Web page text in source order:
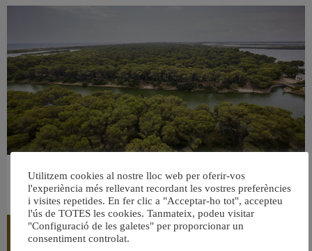
València retira prop de 15.000 litres de residus de la Devesa durant el mes de
juliol
6 agost, 2026
Utilitzem cookies al nostre lloc web per oferir-vos
l'experiència més rellevant recordant les vostres preferències
i visites repetides. En fer clic a "Acceptar-ho tot", accepteu
l'ús de TOTES les cookies. Tanmateix, podeu visitar
"Configuració de les galetes" per proporcionar un
consentiment controlat.